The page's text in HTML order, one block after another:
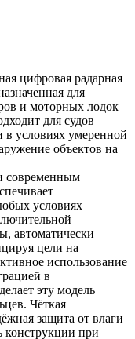
цифровая радарная
для
и моторных лодок
для судов
в условиях умеренной
объектов на
современным
условиях
автоматически
цели на
использование
в
эту модель
Чёткая
защита от влаги
конструкции при